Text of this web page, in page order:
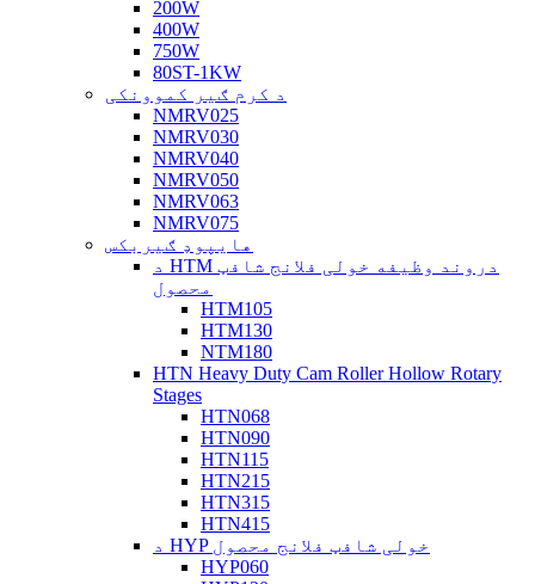
200W
400W
750W
80ST-1KW
د کرم ګیر کموونکی
NMRV025
NMRV030
NMRV040
NMRV050
NMRV063
NMRV075
هایپوډ ګیربکس
د HTM دروند وظیفه خولی فلانج شافټ
محصول
HTM105
HTM130
NTM180
HTN Heavy Duty Cam Roller Hollow Rotary
Stages
HTN068
HTN090
HTN115
HTN215
HTN315
HTN415
د HYP خولی شافټ فلانج محصول
HYP060